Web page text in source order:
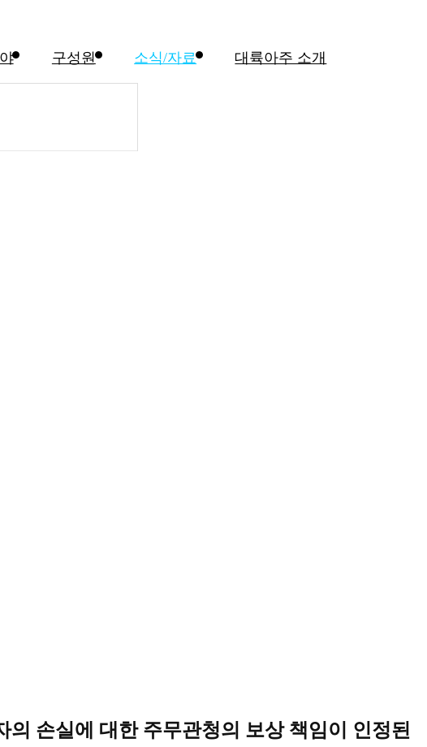
구성원 소식/자료 대륙아주 소개
손실에 대한 주무관청의 보상 책임이 인정된